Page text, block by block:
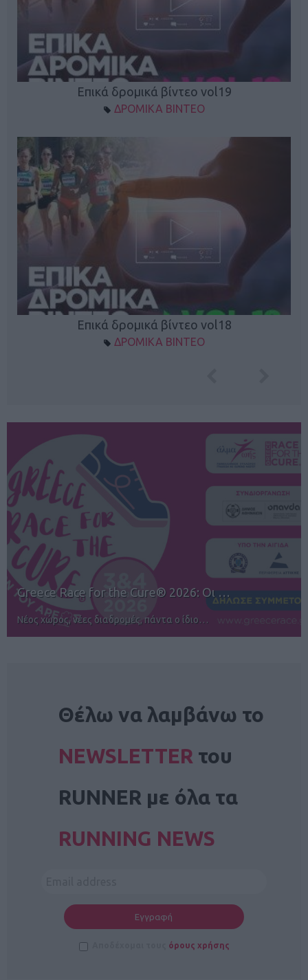
Επικά δρομικά βίντεο vol19
ΔΡΟΜΙΚΑ ΒΙΝΤΕΟ
Επικά δρομικά βίντεο vol18
ΔΡΟΜΙΚΑ ΒΙΝΤΕΟ
12ος TUI Rhodes Marathon: Άνοιγμα ε…
Αγώνες για όλους στην Ρόδο
Θέλω να λαμβάνω το
NEWSLETTER του
RUNNER με όλα τα
RUNNING NEWS
όρους χρήσης